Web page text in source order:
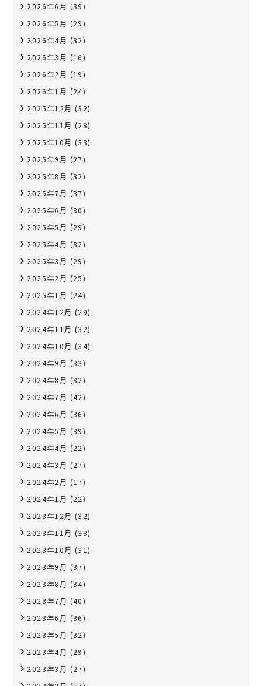
2026年6月 (39)
2026年5月 (29)
2026年4月 (32)
2026年3月 (16)
2026年2月 (19)
2026年1月 (24)
2025年12月 (32)
2025年11月 (28)
2025年10月 (33)
2025年9月 (27)
2025年8月 (32)
2025年7月 (37)
2025年6月 (30)
2025年5月 (29)
2025年4月 (32)
2025年3月 (29)
2025年2月 (25)
2025年1月 (24)
2024年12月 (29)
2024年11月 (32)
2024年10月 (34)
2024年9月 (33)
2024年8月 (32)
2024年7月 (42)
2024年6月 (36)
2024年5月 (39)
2024年4月 (22)
2024年3月 (27)
2024年2月 (17)
2024年1月 (22)
2023年12月 (32)
2023年11月 (33)
2023年10月 (31)
2023年9月 (37)
2023年8月 (34)
2023年7月 (40)
2023年6月 (36)
2023年5月 (32)
2023年4月 (29)
2023年3月 (27)